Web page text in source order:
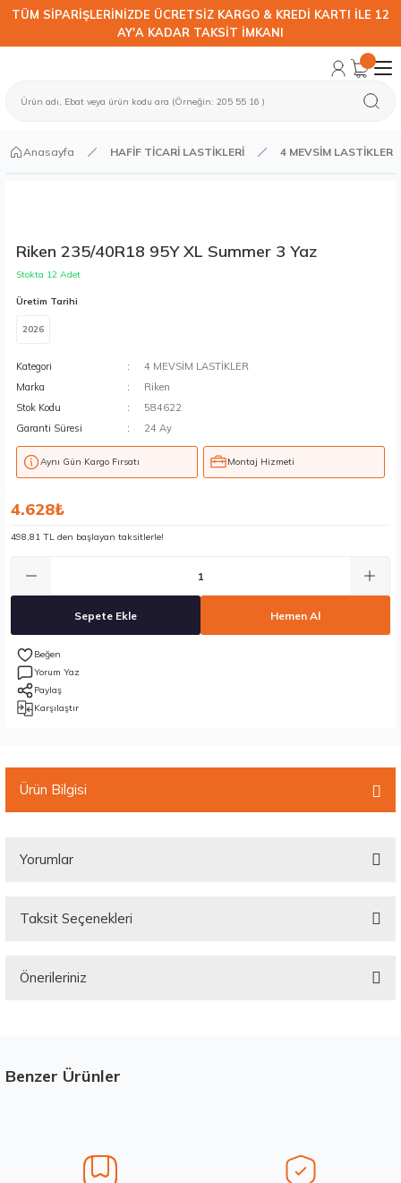
TÜM SİPARİŞLERİNİZDE ÜCRETSİZ KARGO & KREDİ KARTI İLE 12
AY'A KADAR TAKSİT İMKANI
Anasayfa HAFİF TİCARİ LASTİKLERİ 4 MEVSİM LASTİKLER
Riken 235/40R18 95Y XL Summer 3 Yaz
Stokta 12 Adet
Üretim Tarihi
2026
Kategori
4 MEVSİM LASTİKLER
Marka
Riken
Stok Kodu
584622
Garanti Süresi
24 Ay
Aynı Gün Kargo Fırsatı Montaj Hizmeti
4.628₺
498,81 TL den başlayan taksitlerle!
Sepete Ekle Hemen Al
Yorum Yaz
Paylaş
Karşılaştır
Ürün Bilgisi
Yorumlar
Taksit Seçenekleri
Önerileriniz
Görüş ve önerileriniz için teşekkür ederiz.
Ürün bilgilerinde hatalar bulunuyor.
Benzer Ürünler